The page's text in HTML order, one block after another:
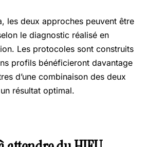
les deux approches peuvent être
le diagnostic réalisé en
Les protocoles sont construits
profils bénéficieront davantage
d’une combinaison des deux
résultat optimal.